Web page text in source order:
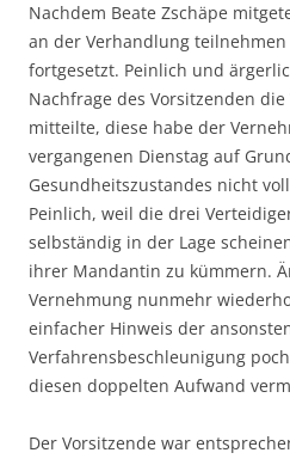
Nachdem Beate Zschäpe
an der Verhandlung
fortgesetzt. Peinlich und
Nachfrage des Vorsitzenden
mitteilte, diese habe der
vergangenen Dienstag auf
Gesundheitszustandes nicht
Peinlich, weil die drei
selbständig in der Lage
ihrer Mandantin zu kümmern.
Vernehmung nunmehr
einfacher Hinweis der
Verfahrensbeschleunigung
diesen doppelten Aufwand
Der Vorsitzende war